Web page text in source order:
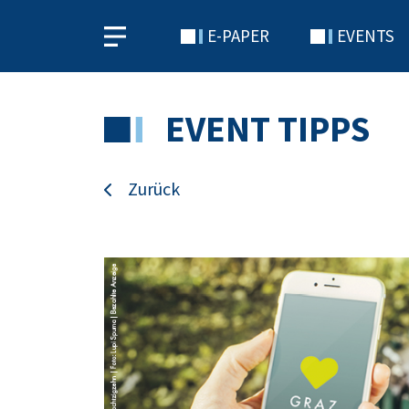
E-PAPER EVENTS
EVENT TIPPS
Zurück